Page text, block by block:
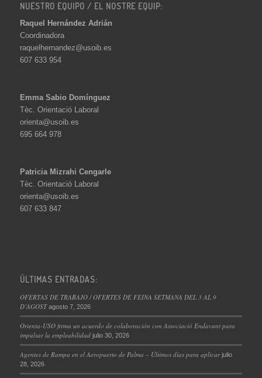
NUESTRO EQUIPO / EL NOSTRE EQUIP:
Raquel Hernández Adrián
Coordinadora
raquelhernandez@usoib.es
607 633 954
Emma Sabio Domínguez
Tèc. Orientació Laboral
orienta@usoib.es
695 664 978
Patricia Mizrahi Cengarle
Tèc. Orientació Laboral
orienta@usoib.es
607 633 847
ÚLTIMAS ENTRADAS:
OFERTAS DE TRABAJO / OFERTES DE FEINA SETMANA DEL 3 AL 9
D’AGOST agosto 7, 2026
Orienta-USO firma un acuerdo de colaboración con Associació Endavant para
impulsar la empleabilidad julio 30, 2026
Agentes de Rampa en el Aeropuerto de Palma – Últimos días para aplicar julio
28, 2026